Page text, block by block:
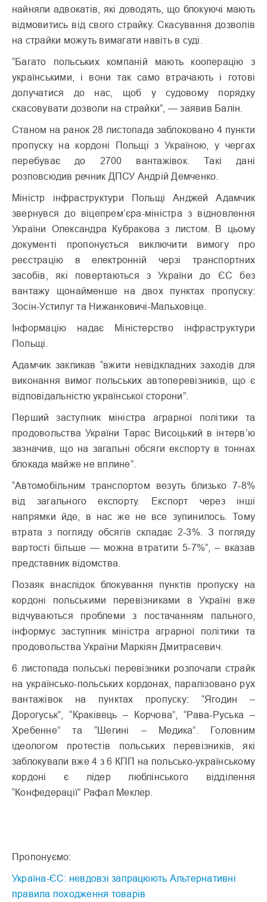
найняли адвокатів, які доводять, що блокуючі мають
відмовитись від свого страйку. Скасування дозволів
на страйки можуть вимагати навіть в суді.
“Багато польських компаній мають кооперацію з
українськими, і вони так само втрачають і готові
долучатися до нас, щоб у судовому порядку
скасовувати дозволи на страйки”, — заявив Балін.
Станом на ранок 28 листопада заблоковано 4 пункти
пропуску на кордоні Польщі з Україною, у чергах
перебуває до 2700 вантажівок. Такі дані
розповсюдив речник ДПСУ Андрій Демченко.
Міністр інфраструктури Польщі Анджей Адамчик
звернувся до віцепрем’єра-міністра з відновлення
України Олександра Кубракова з листом. В цьому
документі пропонується виключити вимогу про
реєстрацію в електронній черзі транспортних
засобів, які повертаються з України до ЄС без
вантажу щонайменше на двох пунктах пропуску:
Зосін-Устилуг та Нижанковичі-Мальховіце.
Інформацію надає Міністерство інфраструктури
Польщі.
Адамчик закликав “вжити невідкладних заходів для
виконання вимог польських автоперевізників, що є
відповідальністю української сторони”.
Перший заступник міністра аграрної політики та
продовольства України Тарас Висоцький в інтерв’ю
зазначив, що на загальні обсяги експорту в тоннах
блокада майже не вплине”.
“Автомобільним транспортом везуть близько 7-8%
від загального експорту. Експорт через інші
напрямки йде, в нас же не все зупинилось. Тому
втрата з погляду обсягів складає 2-3%. З погляду
вартості більше — можна втратити 5-7%”, – вказав
представник відомства.
Позаяк внаслідок блокування пунктів пропуску на
кордоні польськими перевізниками в Україні вже
відчуваються проблеми з постачанням пального,
інформує заступник міністра аграрної політики та
продовольства України Маркіян Дмитрасевич.
6 листопада польські перевізники розпочали страйк
на українсько-польських кордонах, паралізовано рух
вантажівок на пунктах пропуску: “Ягодин –
Дорогуськ”, “Краківець – Корчова”, “Рава-Руська –
Хребенне” та “Шегині – Медика”. Головним
ідеологом протестів польських перевізників, які
заблокували вже 4 з 6 КПП на польсько-українському
кордоні є лідер люблінського відділення
“Конфедерації” Рафал Меклер.
Пропонуємо:
Україна-ЄС: невдовзі запрацюють Альтернативні
правила походження товарів